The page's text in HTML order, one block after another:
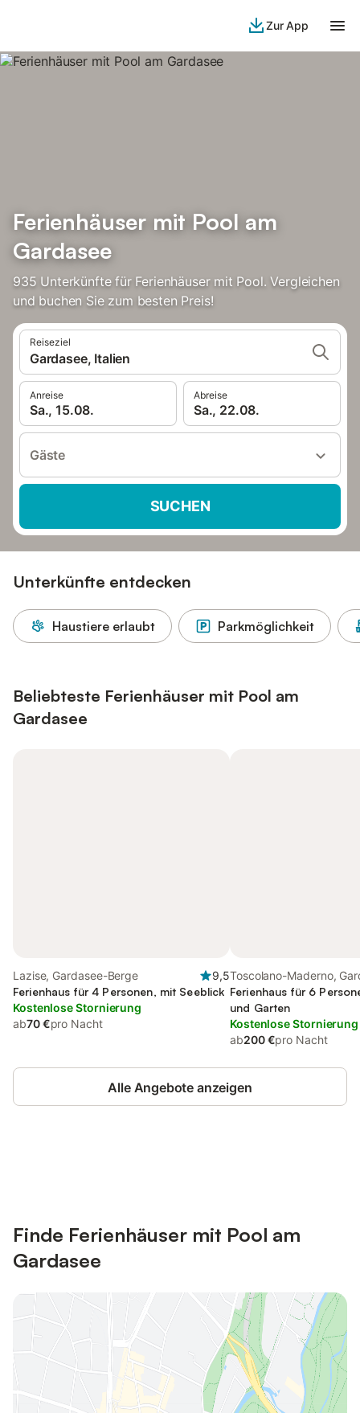
Zur App
Ferienhäuser mit Pool am
Gardasee
935 Unterkünfte für Ferienhäuser mit Pool. Vergleichen
und buchen Sie zum besten Preis!
Reiseziel
Gardasee, Italien
Anreise
Sa., 15.08.
Abreise
Sa., 22.08.
Gäste
SUCHEN
Unterkünfte entdecken
Haustiere erlaubt Parkmöglichkeit
Beliebteste Ferienhäuser mit Pool am
Gardasee
Lazise, Gardasee-Berge
9,5
Ferienhaus für 4 Personen, mit Seeblick
Kostenlose Stornierung
ab70 €pro Nacht
Toscolano-Maderno,
Berge
Ferienhaus für 6
und Garten
Kostenlose Stornierung
ab200 €pro Nacht
Alle Angebote anzeigen
Finde Ferienhäuser mit Pool am
Gardasee